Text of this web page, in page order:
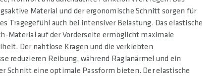
Material und der ergonomische Schnitt sorgen für
Tragegefühl auch bei intensiver Belastung. Das elastische
Material auf der Vorderseite ermöglicht maximale
Der nahtlose Kragen und die verklebten
reduzieren Reibung, während Raglanärmel und ein
Schnitt eine optimale Passform bieten. Der elastische